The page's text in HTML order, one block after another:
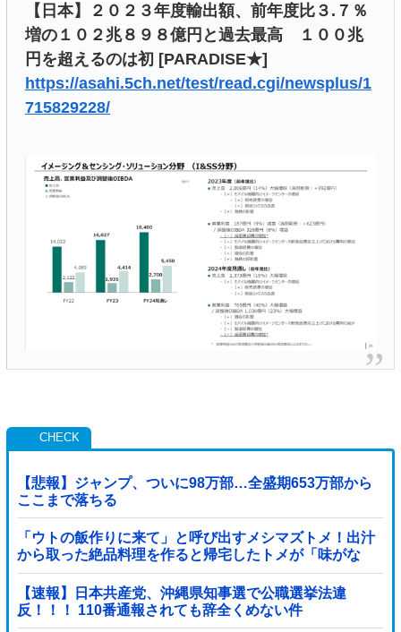
【日本】２０２３年度輸出額、前年度比３.７％
増の１０２兆８９８億円と過去最高 １００兆
円を超えるのは初 [PARADISE★]
https://asahi.5ch.net/test/read.cgi/newsplus/1
715829228/
【悲報】ジャンプ、ついに98万部…全盛期653万部から
ここまで落ちる
「ウトの飯作りに来て」と呼び出すメシマズトメ！出汁
から取った絶品料理を作ると帰宅したトメが「味がな
い！」と発狂ｗｗｗ箸を置いた良ウトが言い放った言葉
とは←良ウトさんの神対応にスカッとする
【速報】日本共産党、沖縄県知事選で公職選挙法違
反！！！ 110番通報されても辞全くめない件